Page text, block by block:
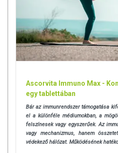
Ascorvita Immuno Max -
egy tablettában
Bár az immunrendszer támogatása
el a különféle médiumokban, a
felszínesek vagy egyszerűek. Az
vagy mechanizmus, hanem
védekező hálózat. Működésének